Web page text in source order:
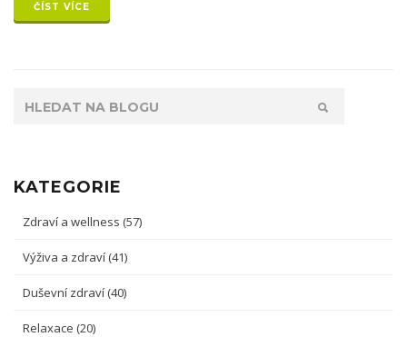
ČÍST VÍCE
KATEGORIE
Zdraví a wellness (57)
Výživa a zdraví (41)
Duševní zdraví (40)
Relaxace (20)